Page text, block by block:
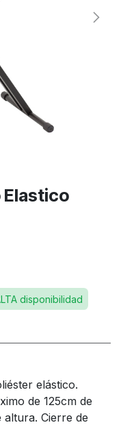
Elastico
disponibilidad
elástico.
de 125cm de
Cierre de